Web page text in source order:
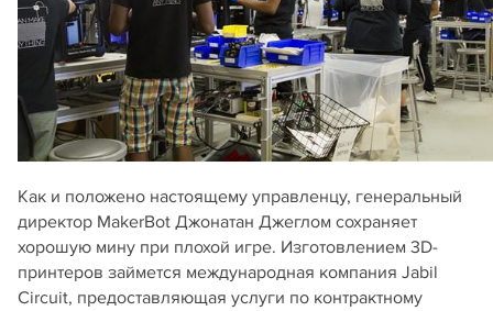
Как и положено настоящему управленцу, генеральный
директор MakerBot Джонатан Джеглом сохраняет
хорошую мину при плохой игре. Изготовлением 3D-
принтеров займется международная компания Jabil
Circuit, предоставляющая услуги по контрактному